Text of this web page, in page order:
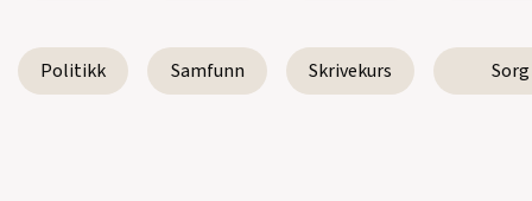
Politikk Samfunn Skrivekurs Sorg